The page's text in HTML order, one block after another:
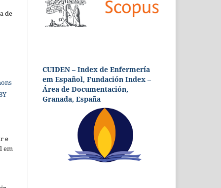
de
e
em
CUIDEN – Index de Enfermería
em Español, Fundación Index –
Área de Documentación,
Granada, España